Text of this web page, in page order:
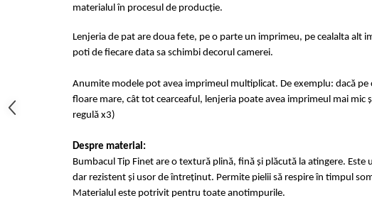
Lenjerii Jacquard
Lenjerii Matase
Lenjerii Creponate
Lenjerii pentru PASTE
Set Lenjerie + Draperii Pat Dublu
materialul în procesul de producție.
Lenjeria de pat are doua fete, pe o parte un imprimeu, pe cealalta alt
poti de fiecare data sa schimbi decorul camerei.
Anumite modele pot avea imprimeul multiplicat. De exemplu: dacă pe
floare mare, cât tot cearceaful, lenjeria poate avea imprimeul mai mic
regulă x3)
Despre material:
Bumbacul Tip Finet are o textură plină, fină și plăcută la atingere. Este
dar rezistent și usor de întreținut. Permite pielii să respire în timpul
Materialul este potrivit pentru toate anotimpurile.